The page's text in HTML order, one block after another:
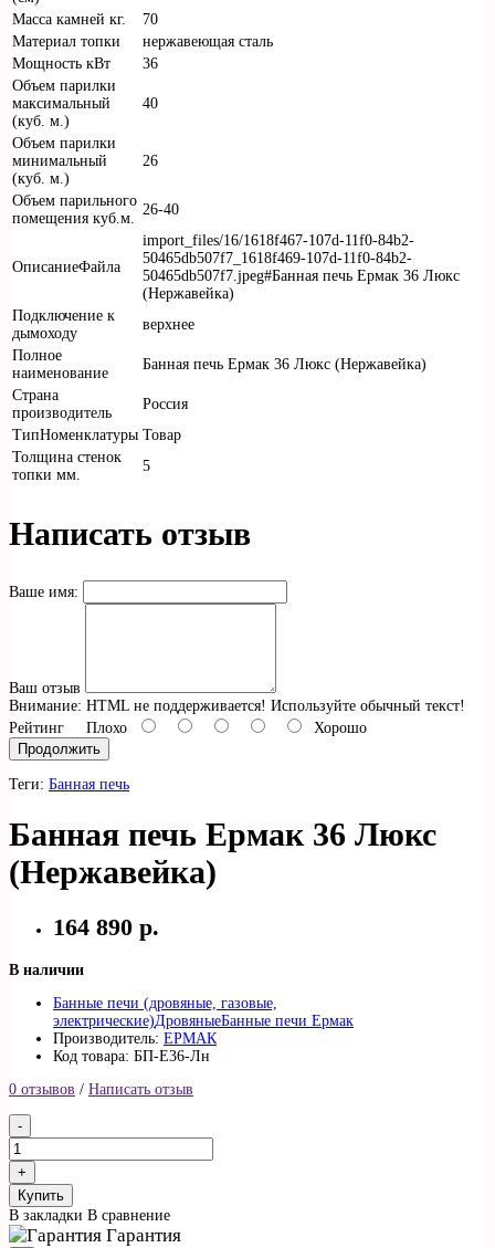
Масса камней кг.
70
Материал топки
нержавеющая сталь
Мощность кВт
36
Объем парилки
максимальный
(куб. м.)
40
Объем парилки
минимальный
(куб. м.)
26
Объем парильного
помещения куб.м.
26-40
ОписаниеФайла
import_files/16/1618f467-107d-11f0-84b2-
50465db507f7_1618f469-107d-11f0-84b2-
50465db507f7.jpeg#Банная печь Ермак 36 Люкс
(Нержавейка)
Подключение к
дымоходу
верхнее
Полное
наименование
Банная печь Ермак 36 Люкс (Нержавейка)
Страна
производитель
Россия
ТипНоменклатуры Товар
Толщина стенок
топки мм.
5
Написать отзыв
Ваше имя:
Ваш отзыв
Внимание: HTML не поддерживается! Используйте обычный текст!
Рейтинг Плохо
Хорошо
Продолжить
Теги: Банная печь
Банная печь Ермак 36 Люкс
(Нержавейка)
164 890 р.
В наличии
Банные печи (дровяные, газовые,
электрические)ДровяныеБанные печи Ермак
Производитель: ЕРМАК
Код товара: БП-Е36-Лн
0 отзывов / Написать отзыв
Купить
В закладки В сравнение
Гарантия